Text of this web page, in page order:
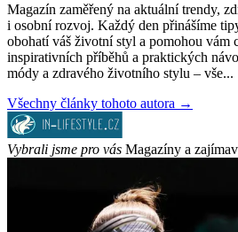
Magazín zaměřený na aktuální trendy,
i osobní rozvoj. Každý den přinášíme
obohatí váš životní styl a pomohou vám
inspirativních příběhů a praktických
módy a zdravého životního stylu – vše...
Všechny články tohoto autora →
Vybrali jsme pro vás Magazíny a